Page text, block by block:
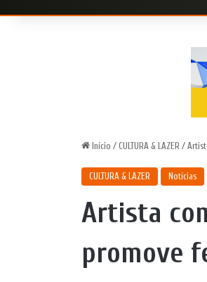
Início / CULTURA & LAZER /
CULTURA & LAZER Notícias
Artista
promove